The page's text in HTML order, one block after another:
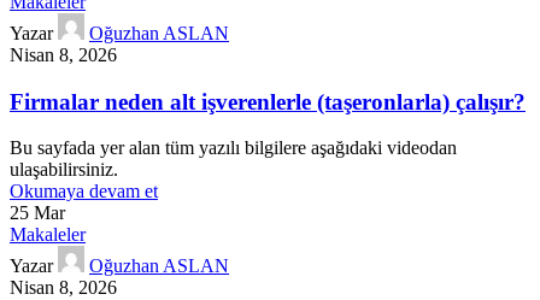
Yazar
Oğuzhan ASLAN
Nisan 8, 2026
Firmalar neden alt işverenlerle (taşeronlarla) çalışır?
Bu sayfada yer alan tüm yazılı bilgilere aşağıdaki videodan
ulaşabilirsiniz.
Okumaya devam et
25 Mar
Makaleler
Yazar
Oğuzhan ASLAN
Nisan 8, 2026